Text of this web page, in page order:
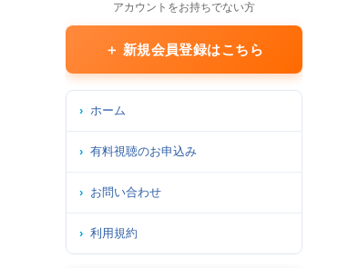
アカウントをお持ちでない方
＋ 新規会員登録はこちら
ホーム
有料視聴のお申込み
お問い合わせ
利用規約